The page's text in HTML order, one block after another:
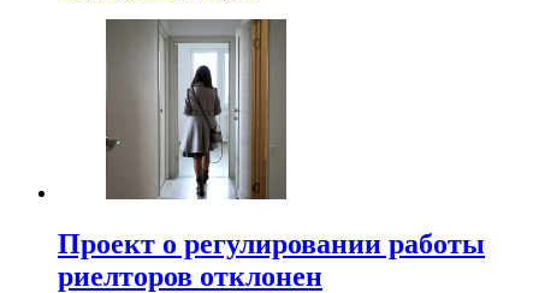
Проект о регулировании работы
риелторов отклонен